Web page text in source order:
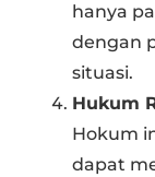
hanya
dengan
situasi.
Hukum
Hokum
dapat